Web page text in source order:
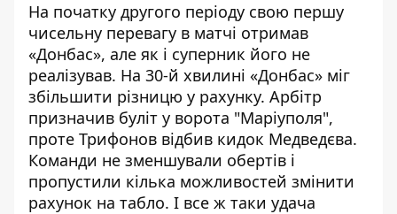
На початку другого періоду свою першу
чисельну перевагу в матчі отримав
«Донбас», але як і суперник його не
реалізував. На 30-й хвилині «Донбас» міг
збільшити різницю у рахунку. Арбітр
призначив буліт у ворота "Маріуполя",
проте Трифонов відбив кидок Медведєва.
Команди не зменшували обертів і
пропустили кілька можливостей змінити
рахунок на табло. І все ж таки удача